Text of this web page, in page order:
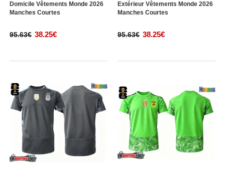
Domicile Vêtements Monde 2026
Manches Courtes
95.63€ 38.25€
Extérieur Vêtements Monde 2026
Manches Courtes
95.63€ 38.25€